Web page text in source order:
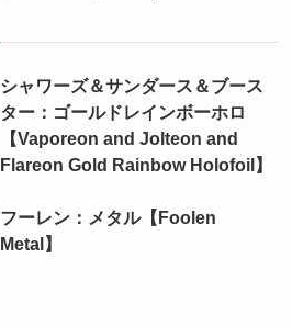
シャワーズ＆サンダース＆ブース
ター：ゴールドレインボーホロ
【Vaporeon and Jolteon and
Flareon Gold Rainbow Holofoil】
フーレン：メタル【Foolen
Metal】